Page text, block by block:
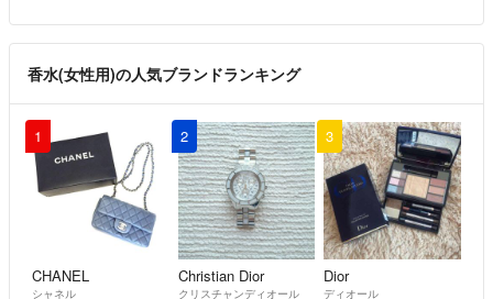
香水(女性用)の人気ブランドランキング
1
CHANEL
シャネル
2
Christian Dior
クリスチャンディオール
3
Dior
ディオール